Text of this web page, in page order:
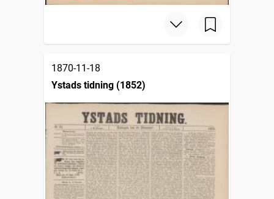
1870-11-18
Ystads tidning (1852)